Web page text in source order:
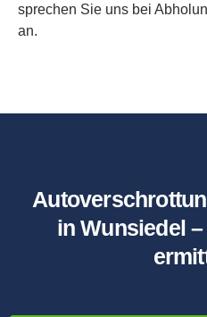
sprechen Sie uns bei
an.
in Wunsiedel